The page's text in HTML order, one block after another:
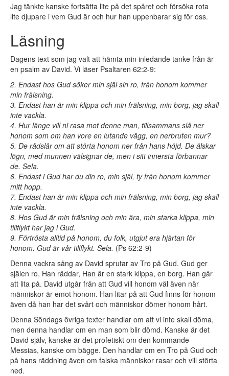
Jag tänkte kanske fortsätta lite på det spåret och försöka rota
lite djupare i vem Gud är och hur han uppenbarar sig för oss.
Läsning
Dagens text som jag valt att hämta min inledande tanke från är
en psalm av David. Vi läser Psaltaren 62:2-9:
2. Endast hos Gud söker min själ sin ro, från honom kommer
min frälsning.
3. Endast han är min klippa och min frälsning, min borg, jag skall
inte vackla.
4. Hur länge vill ni rasa mot denne man, tillsammans slå ner
honom som om han vore en lutande vägg, en nerbruten mur?
5. De rådslår om att störta honom ner från hans höjd. De älskar
lögn, med munnen välsignar de, men i sitt innersta förbannar
de. Sela.
6. Endast i Gud har du din ro, min själ, ty från honom kommer
mitt hopp.
7. Endast han är min klippa och min frälsning, min borg, jag skall
inte vackla.
8. Hos Gud är min frälsning och min ära, min starka klippa, min
tillflykt har jag i Gud.
9. Förtrösta alltid på honom, du folk, utgjut era hjärtan för
honom. Gud är vår tillflykt. Sela. (Ps 62:2-9)
Denna vackra sång av David sprutar av Tro på Gud. Gud ger
själen ro, Han räddar, Han är en stark klippa, en borg. Han går
att lita på. David utgår från att Gud vill honom väl även när
människor är emot honom. Han litar på att Gud finns för honom
även då han har det svårt och människor dömer honom hårt.
Denna Söndags övriga texter handlar om att vi inte skall döma,
men denna handlar om en man som blir dömd. Kanske är det
David själv, kanske är det profetiskt om den kommande
Messias, kanske om bägge. Den handlar om en Tro på Gud och
på hans räddning även om falska människor rasar och vill störta
ned.